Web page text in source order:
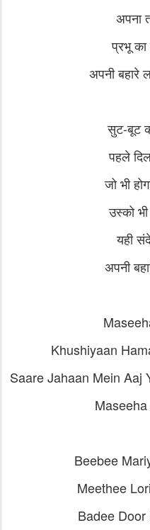
अपना
प्रभू
अपनी बहारे
सुट-बूट
पहले
जो भी
उस्को
यही
अपनी
Khushiyaan
Saare Jahaan Mein Aaj
Beebee
Meethee
Badee